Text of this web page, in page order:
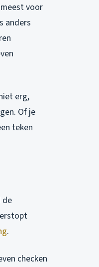
voor
anders
erg,
Of je
teken
de
.
checken